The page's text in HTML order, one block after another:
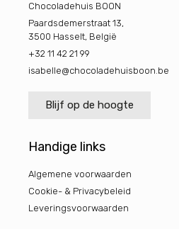
Chocoladehuis BOON
Paardsdemerstraat 13,
3500 Hasselt, België
+32 11 42 21 99
isabelle@chocoladehuisboon.be
Blijf op de hoogte
Handige links
Algemene voorwaarden
Cookie- & Privacybeleid
Leveringsvoorwaarden